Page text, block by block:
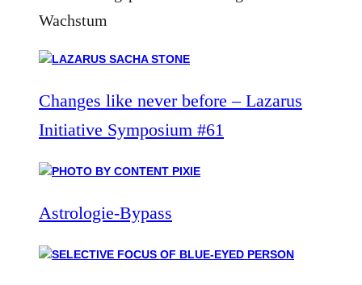
Wachstum
Changes like never before – Lazarus
Initiative Symposium #61
Astrologie-Bypass